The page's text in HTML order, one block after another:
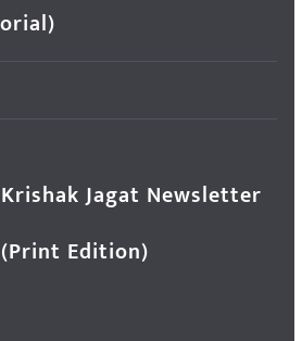
Jagat Newsletter
Edition)